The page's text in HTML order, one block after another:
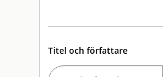
Titel och författare